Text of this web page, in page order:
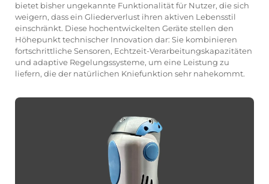
bietet bisher ungekannte Funktionalität für Nutzer, die sich
weigern, dass ein Gliederverlust ihren aktiven Lebensstil
einschränkt. Diese hochentwickelten Geräte stellen den
Höhepunkt technischer Innovation dar: Sie kombinieren
fortschrittliche Sensoren, Echtzeit-Verarbeitungskapazitäten
und adaptive Regelungssysteme, um eine Leistung zu
liefern, die der natürlichen Kniefunktion sehr nahekommt.